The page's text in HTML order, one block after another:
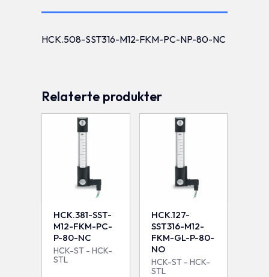
HCK.508-SST316-M12-FKM-PC-NP-80-NC
Relaterte produkter
HCK.381-SST-
M12-FKM-PC-
P-80-NC
HCK-ST - HCK-
STL
HCK.127-
SST316-M12-
FKM-GL-P-80-
NO
HCK-ST - HCK-
STL